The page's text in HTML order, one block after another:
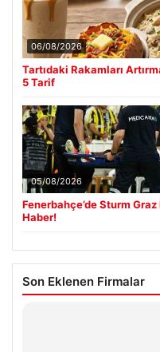
06/08/2026
Tartıdaki Rakamları
5 Tarif
05/08/2026
Fenerbahçe’de Sturm
Haber!
Son Eklenen Firmalar